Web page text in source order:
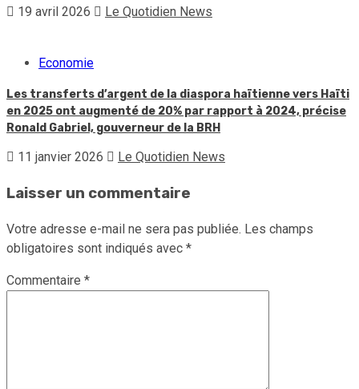
19 avril 2026 Le Quotidien News
Economie
Les transferts d’argent de la diaspora haïtienne vers Haïti
en 2025 ont augmenté de 20% par rapport à 2024, précise
Ronald Gabriel, gouverneur de la BRH
11 janvier 2026 Le Quotidien News
Laisser un commentaire
Votre adresse e-mail ne sera pas publiée. Les champs
obligatoires sont indiqués avec *
Commentaire *